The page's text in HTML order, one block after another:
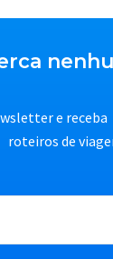
e receba
roteiros de